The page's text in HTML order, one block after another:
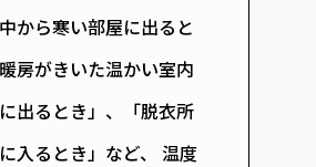
中から寒い部屋に出ると
房がきいた温かい室内
出るとき」、「脱衣所
入るとき」など、 温度